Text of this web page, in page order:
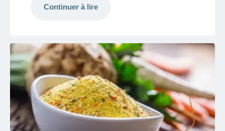
Continuer à lire